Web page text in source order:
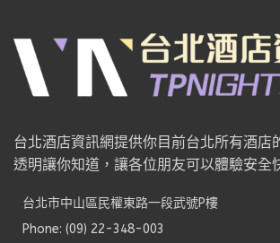
台北酒店資訊網提供你目前台北所有酒店
透明讓你知道，讓各位朋友可以體驗安全
台北市中山區民權東路一段武號P樓
Phone: (09) 22-348-003